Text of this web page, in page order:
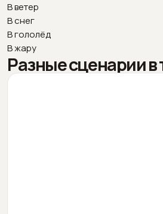
В ветер
В снег
В гололёд
В жару
Разные сценарии в